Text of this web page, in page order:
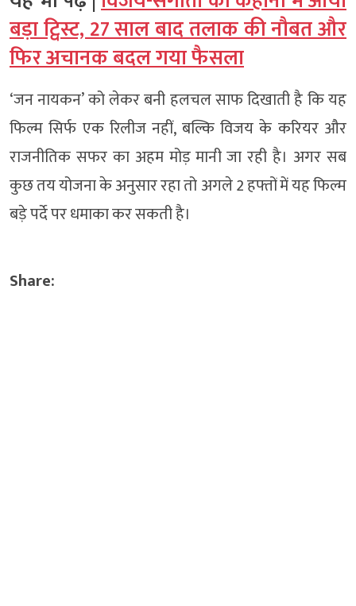
बड़ा ट्विस्ट, 27 साल बाद तलाक की नौबत और
फिर अचानक बदल गया फैसला
‘जन नायकन’ को लेकर बनी हलचल साफ दिखाती है कि यह
फिल्म सिर्फ एक रिलीज नहीं, बल्कि विजय के करियर और
राजनीतिक सफर का अहम मोड़ मानी जा रही है। अगर सब
कुछ तय योजना के अनुसार रहा तो अगले 2 हफ्तों में यह फिल्म
बड़े पर्दे पर धमाका कर सकती है।
Share: